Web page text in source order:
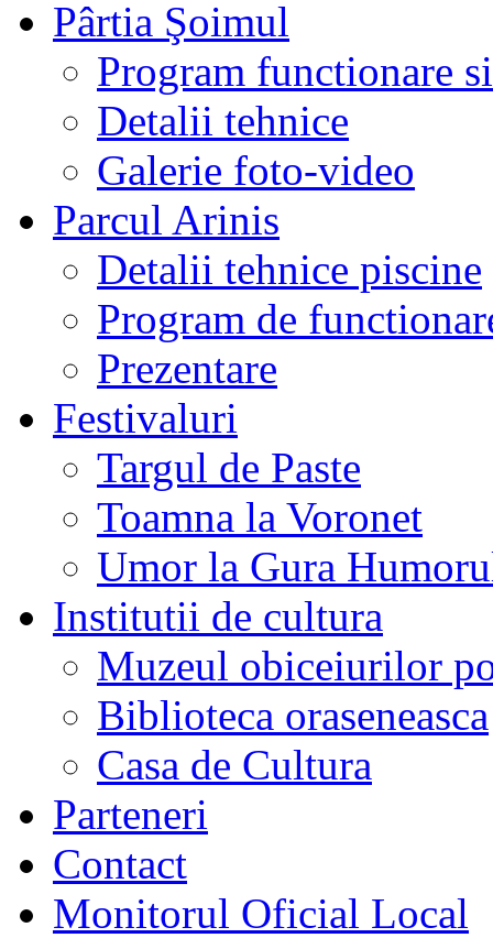
Pârtia Şoimul
Program functionare
Detalii tehnice
Galerie foto-video
Parcul Arinis
Detalii tehnice piscine
Program de
Prezentare
Festivaluri
Targul de Paste
Toamna la Voronet
Umor la Gura
Institutii de cultura
Muzeul obiceiurilor
Biblioteca oraseneasca
Casa de Cultura
Parteneri
Contact
Monitorul Oficial Local